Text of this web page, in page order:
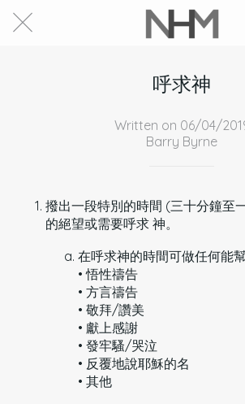
呼求神
Written on 06/04/
Barry Byrne
撥出一段特別的時間 (三十分鐘至
的絕望或需要呼求 神。
在呼求神的時間可做任何能
• 悟性禱告
• 方言禱告
• 敬拜/讚美
• 獻上感謝
• 發牢騷/哭泣
• 反覆地說耶穌的名
• 其他